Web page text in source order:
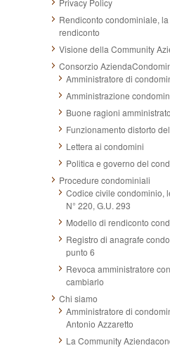
Privacy Policy
Rendiconto condominiale,
rendiconto
Visione della Community
Consorzio
Amministratore di
Amministrazione
Buone ragioni
Funzionamento distorto
Lettera ai condomini
Politica e governo del
Procedure condominiali
Codice civile condominio,
N° 220, G.U. 293
Modello di rendiconto
Registro di anagrafe
punto 6
Revoca amministratore
cambiarlo
Chi siamo
Amministratore di
Antonio Azzaretto
La Community